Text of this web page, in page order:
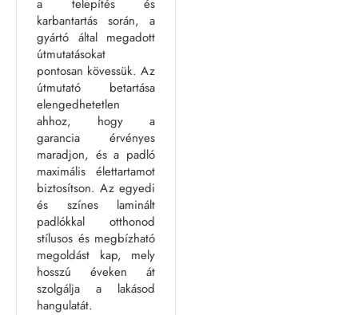
a telepítés és
karbantartás során, a
gyártó által megadott
útmutatásokat
pontosan kövessük. Az
útmutató betartása
elengedhetetlen
ahhoz, hogy a
garancia érvényes
maradjon, és a padló
maximális élettartamot
biztosítson. Az egyedi
és színes laminált
padlókkal otthonod
stílusos és megbízható
megoldást kap, mely
hosszú éveken át
szolgálja a lakásod
hangulatát.